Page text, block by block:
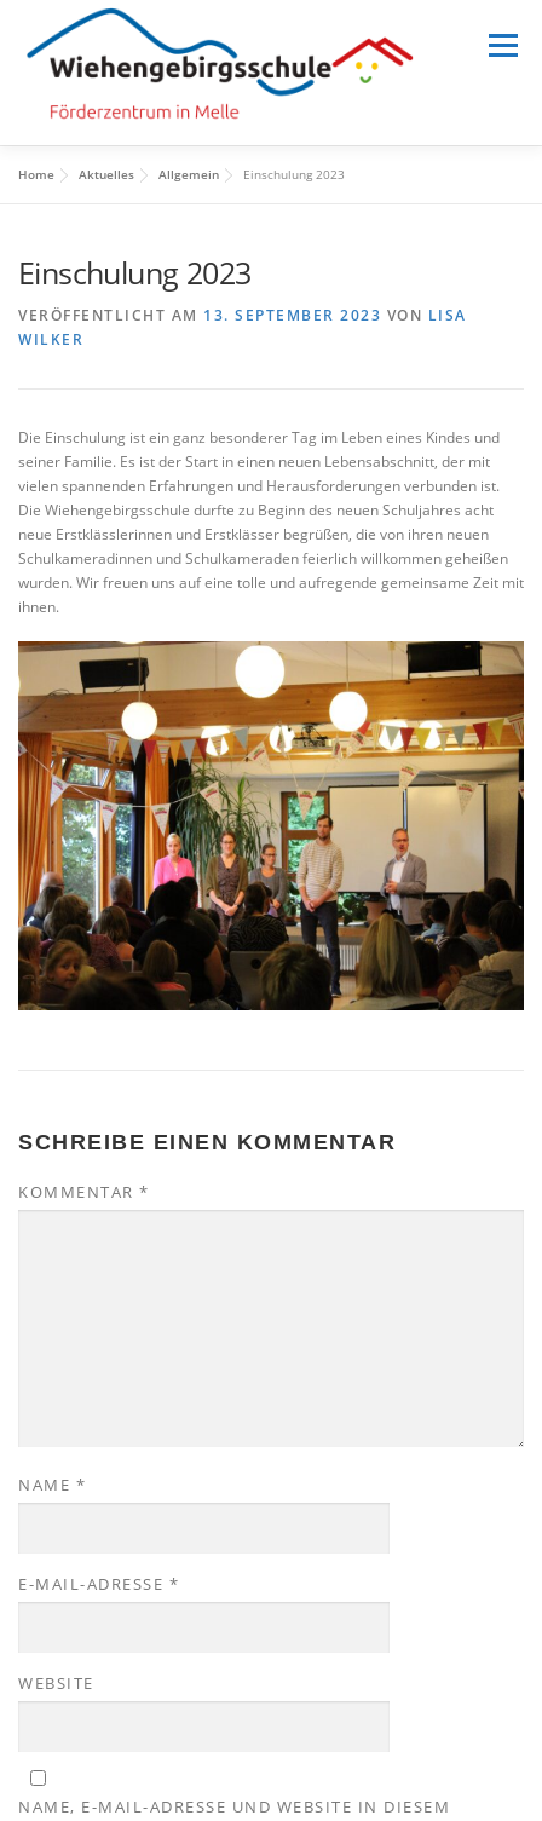
springen
Menü
MENSCHEN INFORMATION
Home Aktuelles Allgemein Einschulung 2023
Einschulung 2023
VERÖFFENTLICHT AM 13. SEPTEMBER 2023 VON LISA
WILKER
Die Einschulung ist ein ganz besonderer Tag im Leben eines Kindes und
seiner Familie. Es ist der Start in einen neuen Lebensabschnitt, der mit
vielen spannenden Erfahrungen und Herausforderungen verbunden ist.
Die Wiehengebirgsschule durfte zu Beginn des neuen Schuljahres acht
neue Erstklässlerinnen und Erstklässer begrüßen, die von ihren neuen
Schulkameradinnen und Schulkameraden feierlich willkommen geheißen
wurden. Wir freuen uns auf eine tolle und aufregende gemeinsame Zeit mit
ihnen.
SCHREIBE EINEN KOMMENTAR
KOMMENTAR *
NAME *
E-MAIL-ADRESSE *
WEBSITE
NAME, E-MAIL-ADRESSE UND WEBSITE IN DIESEM